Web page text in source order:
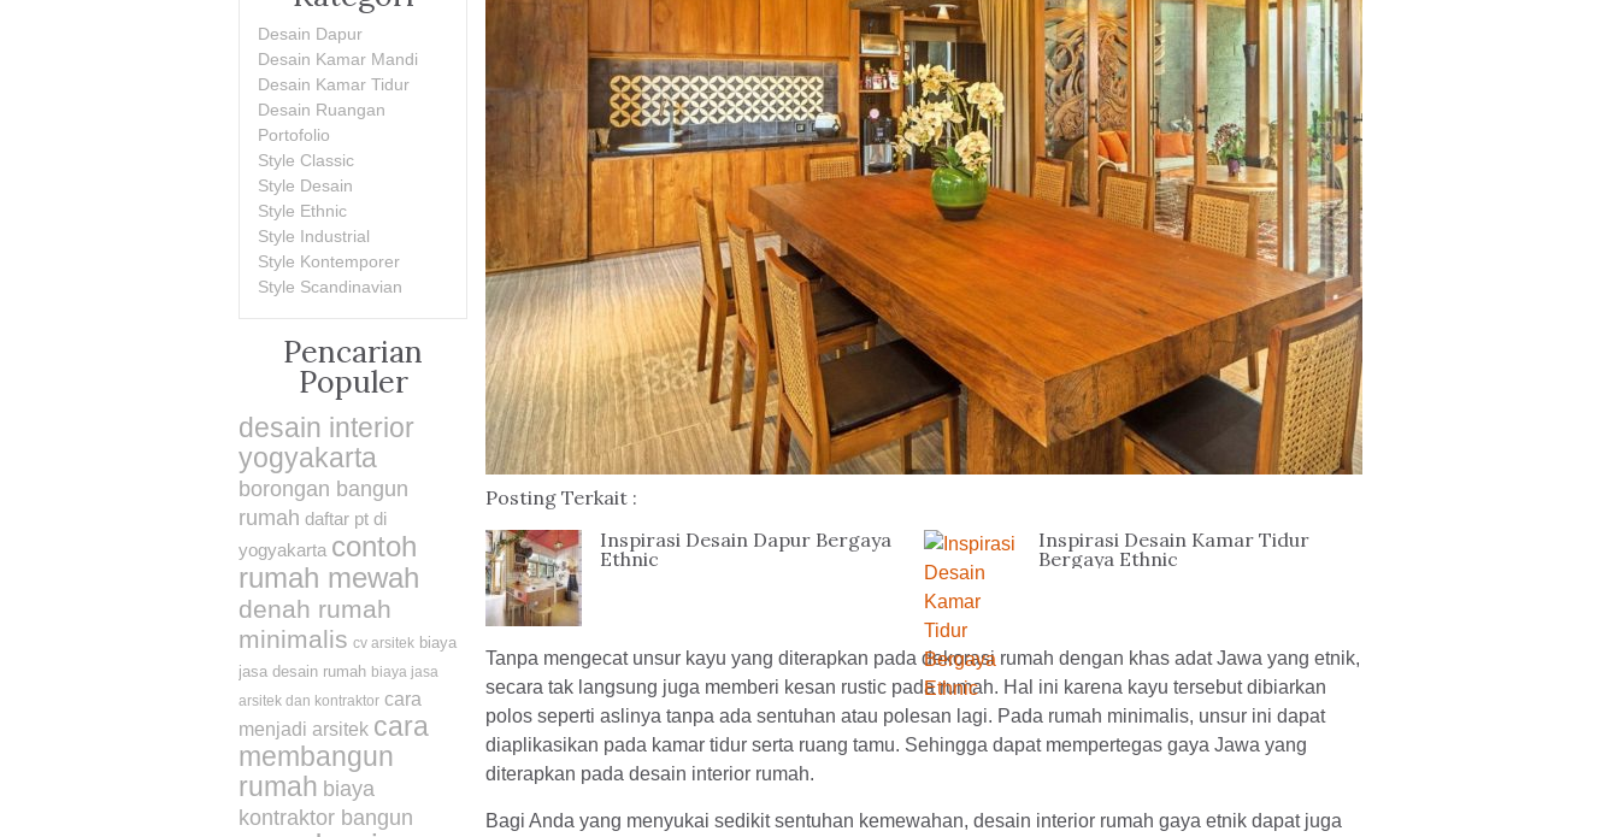
Posting Terkait :
Inspirasi Desain Dapur Bergaya
Ethnic
Inspirasi Desain Kamar Tidur
Bergaya Ethnic
Tanpa mengecat unsur kayu yang diterapkan pada dekorasi rumah dengan khas adat Jawa yang etnik,
secara tak langsung juga memberi kesan rustic pada rumah. Hal ini karena kayu tersebut dibiarkan
polos seperti aslinya tanpa ada sentuhan atau polesan lagi. Pada rumah minimalis, unsur ini dapat
diaplikasikan pada kamar tidur serta ruang tamu. Sehingga dapat mempertegas gaya Jawa yang
diterapkan pada desain interior rumah.
Bagi Anda yang menyukai sedikit sentuhan kemewahan, desain interior rumah gaya etnik dapat juga
Desain Dapur
Desain Kamar Mandi
Desain Kamar Tidur
Desain Ruangan
Portofolio
Style Classic
Style Desain
Style Ethnic
Style Industrial
Style Kontemporer
Style Scandinavian
Pencarian
Populer
desain interior
yogyakarta
borongan bangun
rumah daftar pt di
yogyakarta contoh
rumah mewah
denah rumah
minimalis cv arsitek biaya
jasa desain rumah biaya jasa
arsitek dan kontraktor cara
menjadi arsitek cara
membangun
rumah biaya
kontraktor bangun